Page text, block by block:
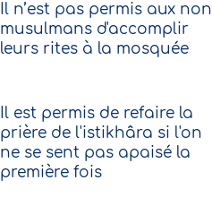
Il n’est pas permis aux non
musulmans d'accomplir
leurs rites à la mosquée
Il est permis de refaire la
prière de l'istikhâra si l'on
ne se sent pas apaisé la
première fois